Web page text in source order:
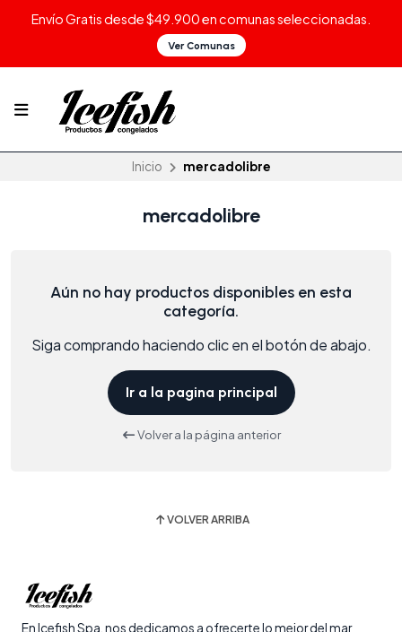
Envío Gratis desde $49.900 en comunas seleccionadas.
Ver Comunas
Inicio mercadolibre
mercadolibre
Aún no hay productos disponibles en esta
categoría.
Siga comprando haciendo clic en el botón de abajo.
Ir a la pagina principal
Volver a la página anterior
VOLVER ARRIBA
En Icefish Spa, nos dedicamos a ofrecerte lo mejor del mar